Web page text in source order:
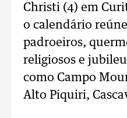
Christi (4) em
o calendário
padroeiros,
religiosos e
como Campo
Alto Piquiri,